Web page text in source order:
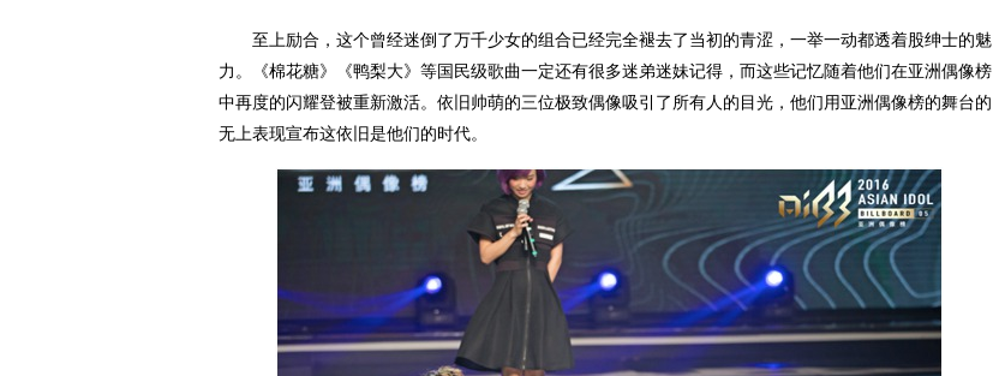
至上励合，这个曾经迷倒了万千少女的组合已经完全褪去了当初的青涩，一举一动都透着股绅士的魅
力。《棉花糖》《鸭梨大》等国民级歌曲一定还有很多迷弟迷妹记得，而这些记忆随着他们在亚洲偶像榜
中再度的闪耀登被重新激活。依旧帅萌的三位极致偶像吸引了所有人的目光，他们用亚洲偶像榜的舞台的
无上表现宣布这依旧是他们的时代。